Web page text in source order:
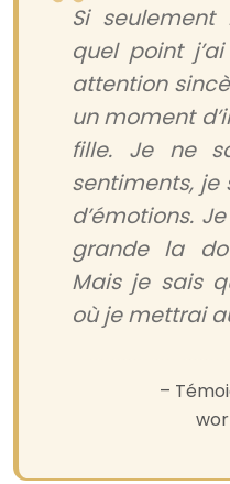
Si
quel point
attention
un moment
fille. Je ne
sentiments, je
d’émotions.
grande la
Mais je sais
où je mettrai
–